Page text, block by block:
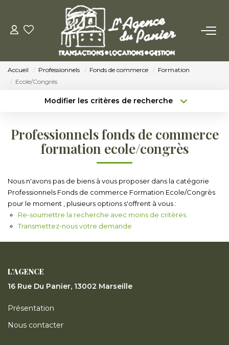
ACHETER
LOUER
Louer
VENDRE
Accueil Professionnels Fonds de commerce
Formation
Ecole/Congrès
Modifier les critères de recherche
Sélectionnez...
Type de bien
Surface min
Créer une alerte
Professionnels fonds de commerce
formation ecole/congrès
Nous n'avons pas de biens à vous proposer dans la catégorie
Professionnels Fonds de commerce Formation Ecole/Congrès
pour le moment , plusieurs options s'offrent à vous :
Re-soumettre la recherche avec moins de critères.
Transmettez-nous votre demande
L'AGENCE
16 Rue Du Panier, 13002 Marseille
Présentation
Nous contacter